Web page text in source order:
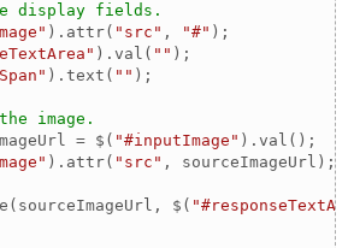
display fields.
).attr( "src" , "#" );
).val( "" );
).text( "" );
image.
= $( "#inputImage" ).val();
).attr( "src" , sourceImageUrl);
$(